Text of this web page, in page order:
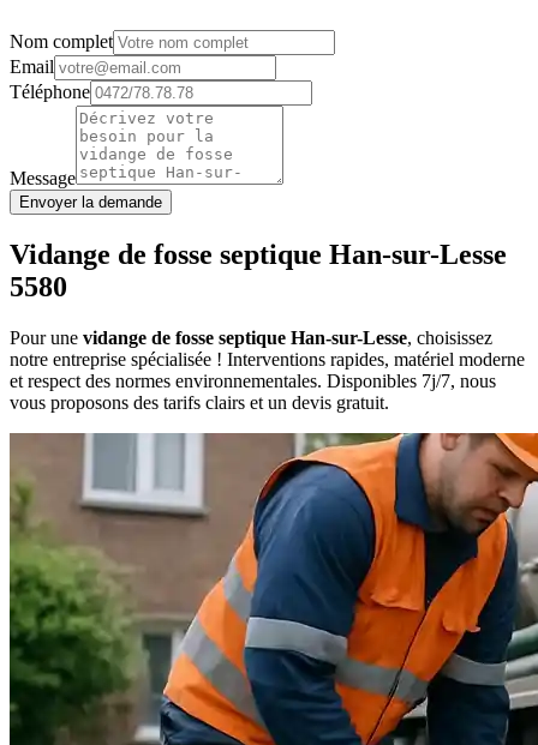
Nom complet
Email
Téléphone
Message
Envoyer la demande
Vidange de fosse septique Han-sur-Lesse
5580
Pour une vidange de fosse septique Han-sur-Lesse, choisissez
notre entreprise spécialisée ! Interventions rapides, matériel moderne
et respect des normes environnementales. Disponibles 7j/7, nous
vous proposons des tarifs clairs et un devis gratuit.